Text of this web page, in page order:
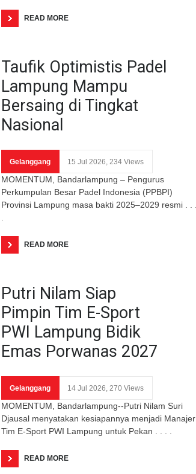
READ MORE
Taufik Optimistis Padel
Lampung Mampu
Bersaing di Tingkat
Nasional
Gelanggang 15 Jul 2026, 234 Views
MOMENTUM, Bandarlampung – Pengurus
Perkumpulan Besar Padel Indonesia (PPBPI)
Provinsi Lampung masa bakti 2025–2029 resmi . . .
READ MORE
Putri Nilam Siap
Pimpin Tim E-Sport
PWI Lampung Bidik
Emas Porwanas 2027
Gelanggang 14 Jul 2026, 270 Views
MOMENTUM, Bandarlampung--Putri Nilam Suri
Djausal menyatakan kesiapannya menjadi Manajer
Tim E-Sport PWI Lampung untuk Pekan . . . .
READ MORE